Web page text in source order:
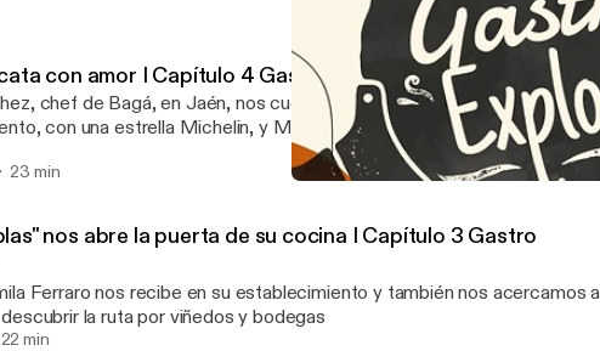
con amor I Capítulo 4 Gastro Explorers
chef de Bagá, en Jaén, nos cuenta su trabajo al frente de su
con una estrella Michelin, y Mara de Miguel, la mejor sumiller de
desvela las posibilidades de las flores como producto gastronómico
23 min
nos abre la puerta de su cocina I Capítulo 3 Gastro
Ferraro nos recibe en su establecimiento y también nos acercamos a
la ruta por viñedos y bodegas
22 min